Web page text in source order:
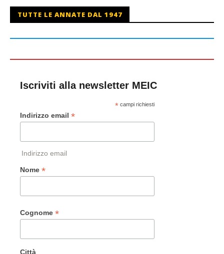
TUTTE LE ANNATE DAL 1947
Iscriviti alla newsletter MEIC
*campi richiesti
Indirizzo email *
Indirizzo email
Nome *
Cognome *
Città